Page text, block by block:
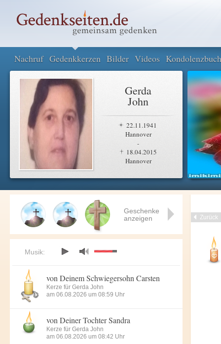
Nachruf Gedenkkerzen Bilder Videos Kondolenzbuch
Gerda
John
22.11.1941
Hannover
-
18.04.2015
Hannover
Zurück
Geschenke
anzeigen
Musik:
von Deinem Schwiegersohn Carsten
Kerze für Gerda John
am 06.08.2026 um 08:59 Uhr
von Deiner Tochter Sandra
Kerze für Gerda John
am 06.08.2026 um 08:42 Uhr